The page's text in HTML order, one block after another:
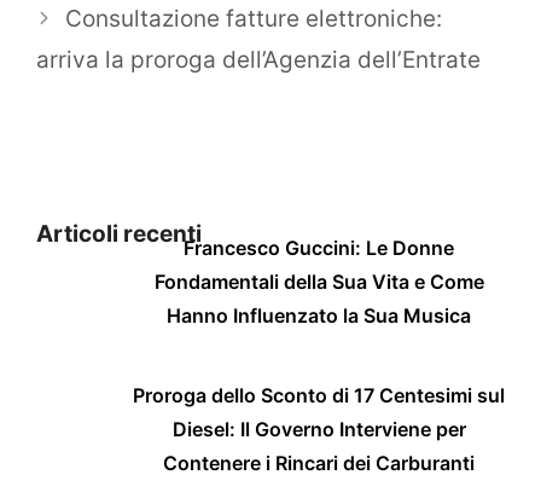
Consultazione fatture elettroniche:
arriva la proroga dell’Agenzia dell’Entrate
Articoli recentiFrancesco Guccini: Le Donne
Fondamentali della Sua Vita e Come
Hanno Influenzato la Sua Musica
Proroga dello Sconto di 17 Centesimi sul
Diesel: Il Governo Interviene per
Contenere i Rincari dei Carburanti